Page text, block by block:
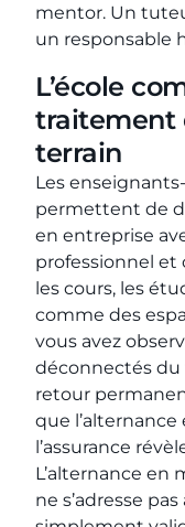
mentor. Un
un responsable
L’école
traitement
terrain
Les
permettent de
en entreprise
professionnel et
les cours, les
comme des
vous avez
déconnectés du
retour
que
l’assurance
L’alternance en
ne s’adresse